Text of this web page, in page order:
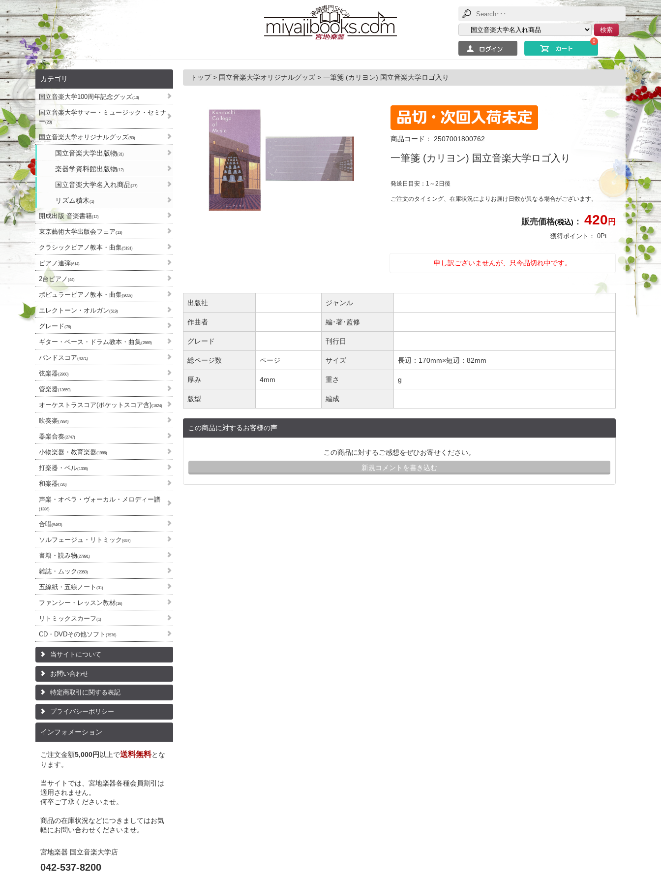
検索
0
カテゴリ
国立音楽大学100周年記念グッズ(13)
国立音楽大学サマー・ミュージック・セミナ
ー(20)
国立音楽大学オリジナルグッズ(50)
国立音楽大学出版物(31)
楽器学資料館出版物(12)
国立音楽大学名入れ商品(27)
リズム積木(1)
開成出版 音楽書籍(12)
東京藝術大学出版会フェア(13)
クラシックピアノ教本・曲集(5191)
ピアノ連弾(614)
2台ピアノ (44)
ポピュラーピアノ教本・曲集(9058)
エレクトーン・オルガン(519)
グレード(76)
ギター・ベース・ドラム教本・曲集(2669)
バンドスコア(4071)
弦楽器(2860)
管楽器(13659)
オーケストラスコア(ポケットスコア含)(1624)
吹奏楽(7934)
器楽合奏(2747)
小物楽器・教育楽器(1986)
打楽器・ベル(1336)
和楽器(726)
声楽・オペラ・ヴォーカル・メロディー譜
(1386)
合唱(5463)
ソルフェージュ・リトミック (657)
書籍・読み物(27891)
雑誌・ムック (2350)
五線紙・五線ノート (31)
ファンシー・レッスン教材(16)
リトミックスカーフ(1)
CD・DVDその他ソフト (7576)
当サイトについて
お問い合わせ
特定商取引に関する表記
プライバシーポリシー
インフォメーション
ご注文金額5,000円 以上で送料無料とな
ります。
当サイトでは、宮地楽器各種会員割引は
適用されません。
何卒ご了承くださいませ。
商品の在庫状況などにつきましてはお気
軽にお問い合わせくださいませ。
宮地楽器 国立音楽大学店
042-537-8200
トップ> 国立音楽大学オリジナルグッズ > 一筆箋 (カリヨン) 国立音楽大学ロゴ入り
商品コード： 2507001800762
一筆箋 (カリヨン) 国立音楽大学ロゴ入り
発送日目安：1～2日後
ご注文のタイミング、在庫状況によりお届け日数が異なる場合がございます。
販売価格(税込) ： 420 円
獲得ポイント： 0Pt
申し訳ございませんが、只今品切れ中です。
出版社 ジャンル
作曲者 編･著･監修
グレード 刊行日
総ページ数 ページ サイズ 長辺：170mm×短辺：82mm
厚み 4mm 重さ g
版型 編成
この商品に対するお客様の声
この商品に対するご感想をぜひお寄せください。
新規コメントを書き込む